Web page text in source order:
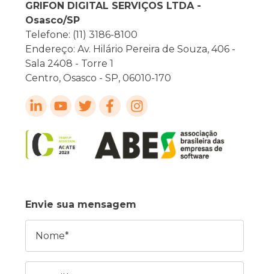
GRIFON DIGITAL SERVIÇOS LTDA -
Osasco/SP
Telefone: (11) 3186-8100
Endereço: Av. Hilário Pereira de Souza, 406 -
Sala 2408 - Torre 1
Centro, Osasco - SP, 06010-170
Envie sua mensagem